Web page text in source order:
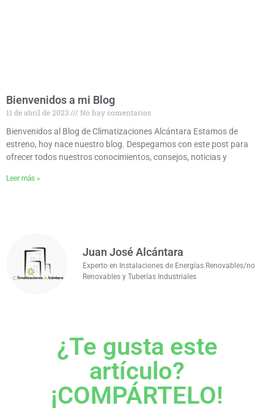
Bienvenidos a mi Blog
11 de abril de 2023
No hay comentarios
Bienvenidos al Blog de Climatizaciones Alcántara Estamos de
estreno, hoy nace nuestro blog. Despegamos con este post para
ofrecer todos nuestros conocimientos, consejos, noticias y
Leer más »
Juan José Alcántara
Experto en Instalaciones de Energías Renovables/no
Renovables y Tuberías Industriales
¿Te gusta este
artículo?
¡COMPÁRTELO!